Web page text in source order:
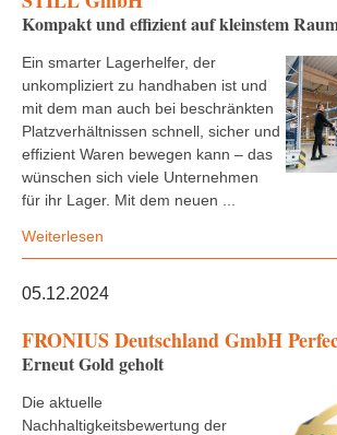
Kompakt und effizient auf kleinstem
Ein smarter Lagerhelfer, der
unkompliziert zu handhaben ist und
mit dem man auch bei beschränkten
Platzverhältnissen schnell, sicher und
effizient Waren bewegen kann – das
wünschen sich viele Unternehmen
für ihr Lager. Mit dem neuen ...
Weiterlesen
05.12.2024
FRONIUS Deutschland GmbH
Erneut Gold geholt
Die aktuelle
Nachhaltigkeitsbewertung der